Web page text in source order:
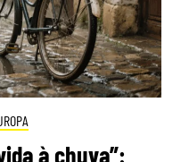
à chuva”: